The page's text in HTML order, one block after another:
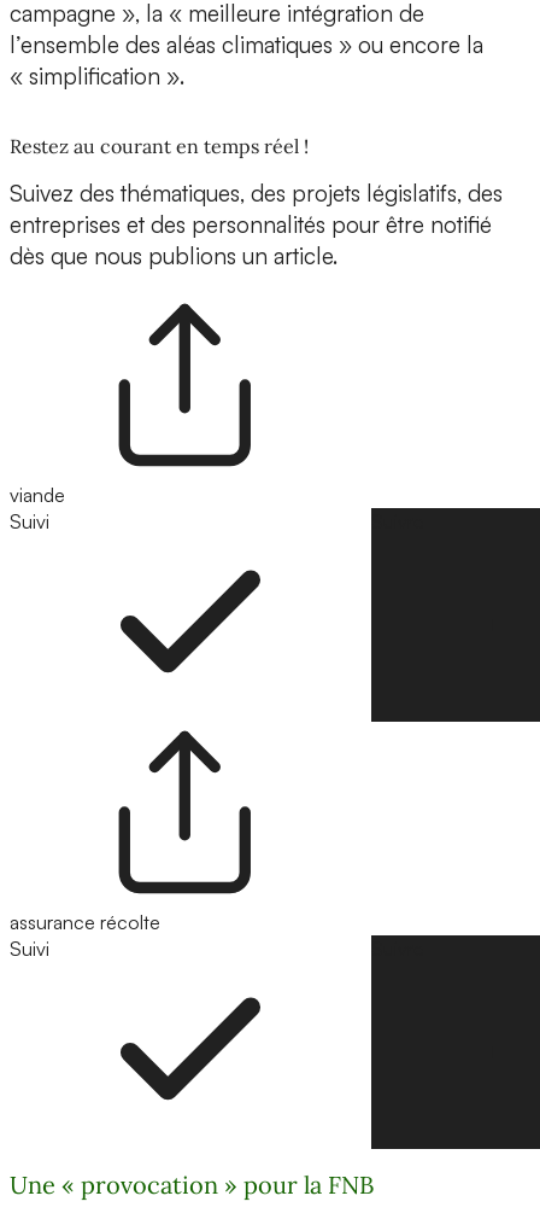
campagne », la « meilleure intégration de
l’ensemble des aléas climatiques » ou encore la
« simplification ».
Restez au courant en temps réel !
Suivez des thématiques, des projets législatifs, des
entreprises et des personnalités pour être notifié
dès que nous publions un article.
viande
Suivi
assurance récolte
Suivi
Une « provocation » pour la FNB